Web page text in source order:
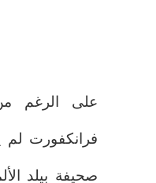
على الرغم
فرانكفورت لم
صحيفة بيلد